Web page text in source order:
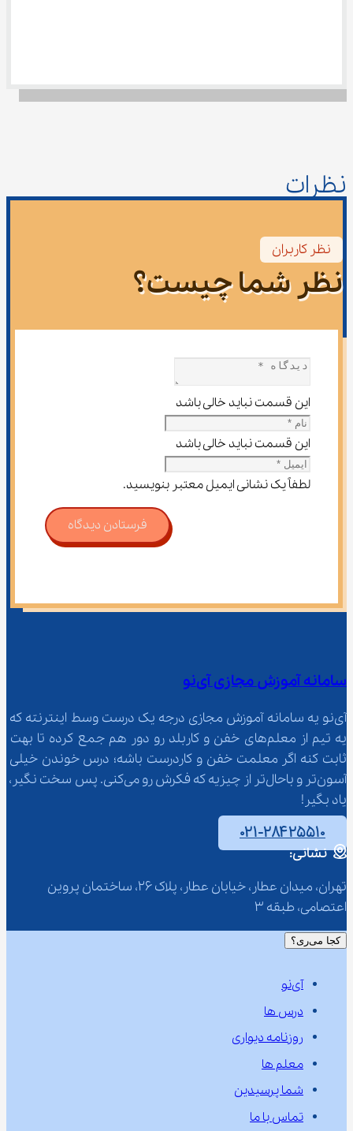
نظرات
نظر کاربران
نظر شما چیست؟
این قسمت نباید خالی باشد
این قسمت نباید خالی باشد
لطفاً یک نشانی ایمیل معتبر بنویسید.
فرستادن دیدگاه
سامانه آموزش مجازی آی‌نو
آی‌نو یه سامانه آموزش مجازی درجه یک درست وسط اینترنته که
یه تیم از معلم‌‌های خفن و کاربلد رو دور هم جمع کرده تا بهت
ثابت کنه اگر معلمت خفن و کاردرست باشه؛ درس خوندن خیلی
آسون‌تر و باحال‌تر از چیزیه که فکرش رو می‌کنی. پس سخت نگیر،
یاد بگیر!
۰۲۱-۲۸۴۲۵۵۱۰
نشانی:
تهران، میدان عطار، خیابان عطار، پلاک 26، ساختمان پروین
اعتصامی، طبقه 3
کجا می‌ری؟
آی‌نو
درس ها
روزنامه دیواری
معلم ها
شما پرسیدین
تماس با ما